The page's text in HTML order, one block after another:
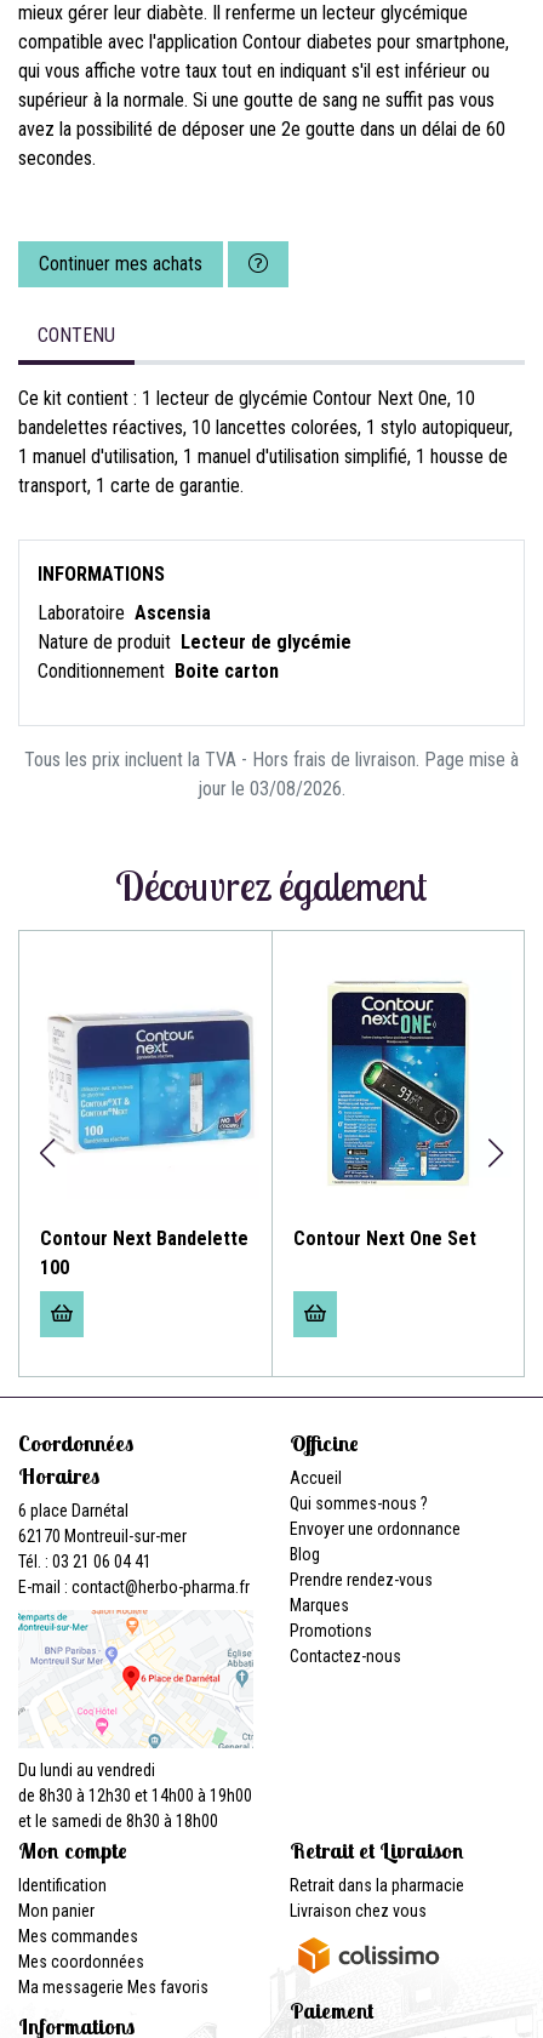
mieux gérer leur diabète. Il renferme un lecteur glycémique
compatible avec l'application Contour diabetes pour smartphone,
qui vous affiche votre taux tout en indiquant s'il est inférieur ou
supérieur à la normale. Si une goutte de sang ne suffit pas vous
avez la possibilité de déposer une 2e goutte dans un délai de 60
secondes.
Continuer mes achats
CONTENU
Ce kit contient : 1 lecteur de glycémie Contour Next One, 10
bandelettes réactives, 10 lancettes colorées, 1 stylo autopiqueur,
1 manuel d'utilisation, 1 manuel d'utilisation simplifié, 1 housse de
transport, 1 carte de garantie.
INFORMATIONS
Laboratoire Ascensia
Nature de produit Lecteur de glycémie
Conditionnement Boite carton
Tous les prix incluent la TVA - Hors frais de livraison. Page mise à
jour le 03/08/2026.
Découvrez également
Contour Next Bandelette
100
Contour Next One Set
Coordonnées
Horaires
6 place Darnétal
62170 Montreuil-sur-mer
Tél. : 03 21 06 04 41
E-mail : contact@herbo-pharma.fr
Du lundi au vendredi
de 8h30 à 12h30 et 14h00 à 19h00
et le samedi de 8h30 à 18h00
Officine
Accueil
Qui sommes-nous ?
Envoyer une ordonnance
Blog
Prendre rendez-vous
Marques
Promotions
Contactez-nous
Mon compte
Identification
Mon panier
Mes commandes
Mes coordonnées
Ma messagerie Mes favoris
Informations
Retrait et Livraison
Retrait dans la pharmacie
Livraison chez vous
Paiement